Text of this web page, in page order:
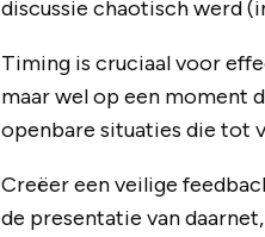
discussie chaotisch werd
Timing is cruciaal voor
maar wel op een moment
openbare situaties die tot
Creëer een veilige
de presentatie van